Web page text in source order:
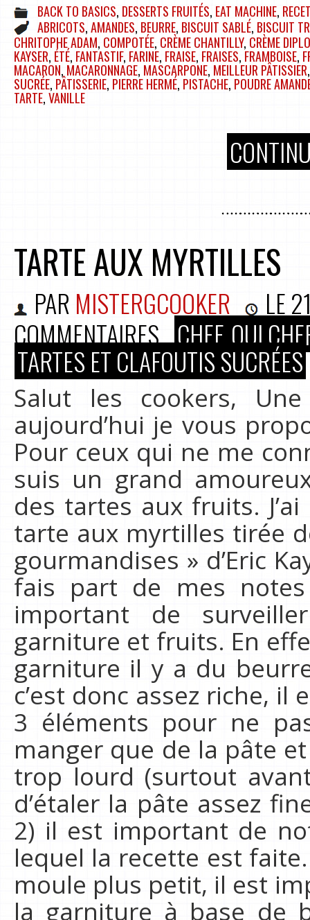
BACK TO BASICS, DESSERTS FRUITÉS, EAT MACHINE,
ABRICOTS,AMANDES, BEURRE, BISCUIT SABLÉ, BISCUIT
CHRITOPHE ADAM, COMPOTÉE, CRÈME CHANTILLY, CRÈME
KAYSER, ÉTÉ, FANTASTIF, FARINE, FRAISE, FRAISES, FRAMBOISE,
MACARON, MACARONNAGE, MASCARPONE, MEILLEUR PÂTISSIER
SUCRÉE, PÂTISSERIE, PIERRE HERMÉ, PISTACHE, POUDRE
TARTE,VANILLE
TARTE AUX MYRTILLES
PAR MISTERGCOOKER LE
COMMENTAIRES CHEF, OUI
TARTES ET CLAFOUTIS SUCRÉES
Salut les cookers,
aujourd’hui je vous
Pour ceux qui ne me
suis un grand
des tartes aux fruits.
tarte aux myrtilles tirée
gourmandises » d’Eric
fais part de mes
important de
garniture et fruits. En
garniture il y a du
c’est donc assez riche, il
3 éléments pour ne
manger que de la pâte
trop lourd (surtout
d’étaler la pâte assez
2) il est important de
lequel la recette est
moule plus petit, il est
la garniture à base de